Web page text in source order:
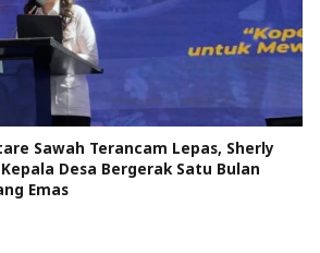
Sawah Terancam Lepas, Sherly
Desa Bergerak Satu Bulan
Emas